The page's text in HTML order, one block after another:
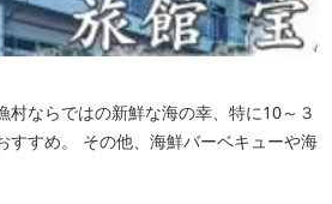
村ならではの新鮮な海の幸、特に10～３
すすめ。 その他、海鮮バーベキューや海